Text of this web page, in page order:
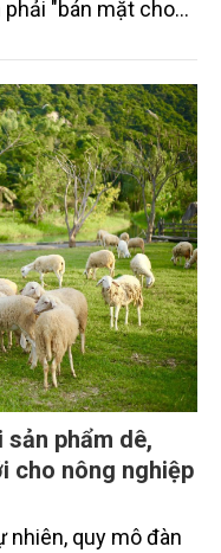
phải "bán mặt cho
nghệ số và tham
để xây dựng
vững.
sản phẩm dê,
cho nông nghiệp
nhiên, quy mô đàn